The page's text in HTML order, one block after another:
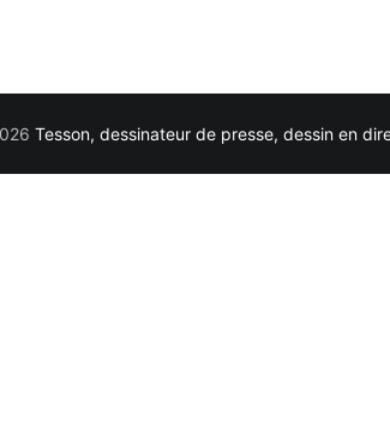
Tesson, dessinateur de presse, dessin en